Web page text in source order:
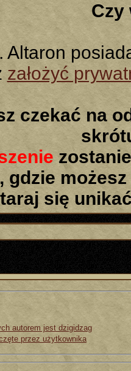
Czy
Altaron
założyć
czekać na
, gdzie
się
autorem jest dzigidzag
przez użytkownika